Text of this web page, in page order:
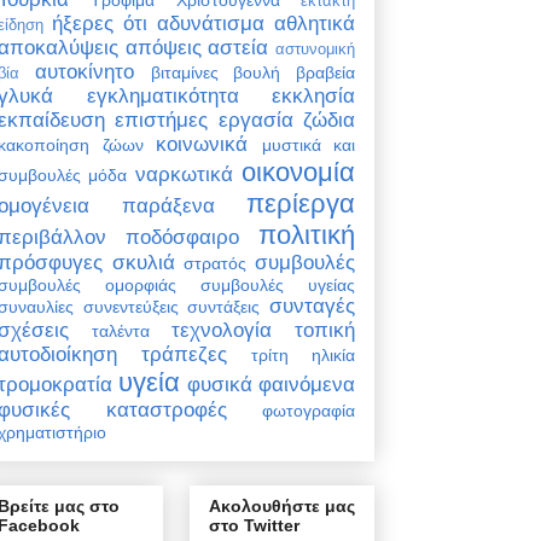
ήξερες ότι αδυνάτισμα αθλητικά
απόψεις αστεία αστυνομική
βία
αυτοκίνητο βιταμίνες βουλή βραβεία
εγκληματικότητα
εκκλησία
επιστήμες εργασία ζώδια
κακοποίηση ζώων κοινωνικά
μυστικά και
μόδα ναρκωτικά οικονομία
παράξενα περίεργα
ποδόσφαιρο πολιτική
σκυλιά στρατός συμβουλές
ομορφιάς
συμβουλές υγείας
συνεντεύξεις συντάξεις συνταγές
ταλέντα τεχνολογία
τοπική
τράπεζες τρίτη ηλικία
υγεία φυσικά φαινόμενα
καταστροφές
φωτογραφία
Βρείτε μας στο
Facebook
Ακολουθήστε μας
στο Twitter